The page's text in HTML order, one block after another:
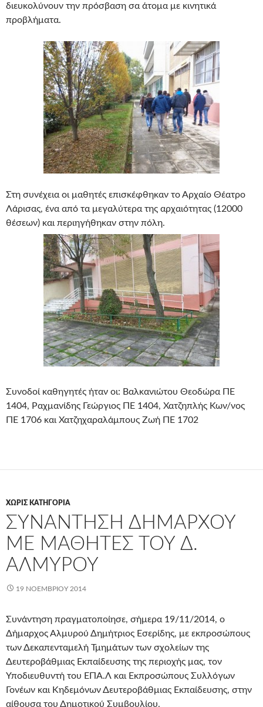
διευκολύνουν την πρόσβαση σα άτομα με κινητικά
προβλήματα.
Στη συνέχεια οι μαθητές επισκέφθηκαν το Αρχαίο Θέατρο
Λάρισας, ένα από τα μεγαλύτερα της αρχαιότητας (12000
θέσεων) και περιηγήθηκαν στην πόλη.
Συνοδοί καθηγητές ήταν οι: Βαλκανιώτου Θεοδώρα ΠΕ
1404, Ραχμανίδης Γεώργιος ΠΕ 1404, Χατζηπλής Κων/νος
ΠΕ 1706 και Χατζηχαραλάμπους Ζωή ΠΕ 1702
ΧΩΡΊΣ ΚΑΤΗΓΟΡΊΑ
ΣΥΝΆΝΤΗΣΗ ΔΉΜΑΡΧΟΥ
ΜΕ ΜΑΘΗΤΈΣ ΤΟΥ Δ.
ΑΛΜΥΡΟΎ
19 ΝΟΕΜΒΡΊΟΥ 2014
Συνάντηση πραγματοποίησε, σήμερα 19/11/2014, ο
Δήμαρχος Αλμυρού Δημήτριος Εσερίδης, με εκπροσώπους
των Δεκαπενταμελή Τμημάτων των σχολείων της
Δευτεροβάθμιας Εκπαίδευσης της περιοχής μας, τον
Υποδιευθυντή του ΕΠΑ.Λ και Εκπροσώπους Συλλόγων
Γονέων και Κηδεμόνων Δευτεροβάθμιας Εκπαίδευσης, στην
αίθουσα του Δημοτικού Συμβουλίου.